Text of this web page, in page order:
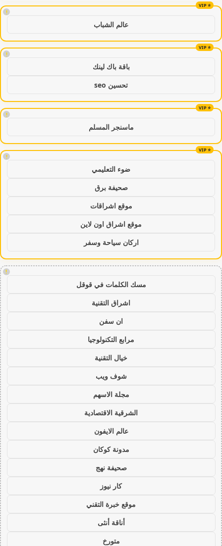
!
عالم الشباب
!
باقة باك لينك
تحسين seo
!
ماسنجر المسلم
!
ضوء التعليمي
صحيفة برق
موقع اشراقات
موقع اشراق اون لاين
اركان سياحة وسفر
!
مسك الكلمات في قوقل
اشراق التقنية
ان سفن
مرابع التكنولوجيا
خيال التقنية
شوف ويب
مجلة الاسهم
الشرقية الاقتصادية
عالم الايفون
مدونة كوكان
صحيفة نهج
كار نيوز
موقع خبرة التقني
أناقة أنثى
متورخ